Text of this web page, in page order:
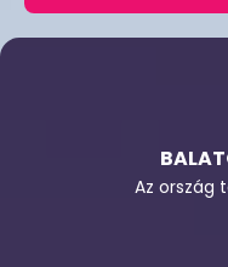
Az ország